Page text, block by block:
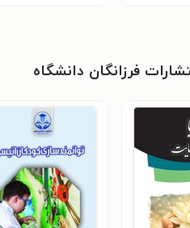
فرزانگان دانشگاه